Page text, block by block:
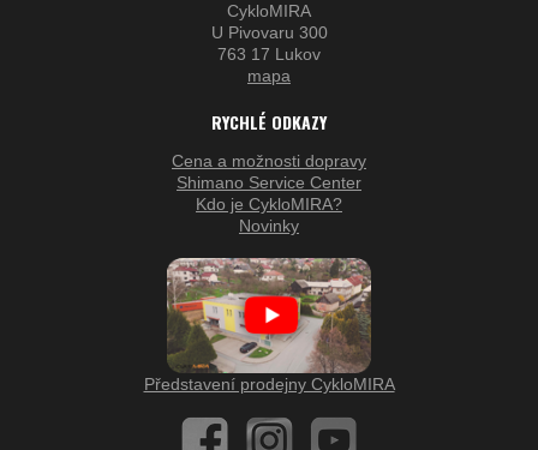
CykloMIRA
U Pivovaru 300
763 17 Lukov
mapa
RYCHLÉ ODKAZY
Cena a možnosti dopravy
Shimano Service Center
Kdo je CykloMIRA?
Novinky
Představení prodejny CykloMIRA